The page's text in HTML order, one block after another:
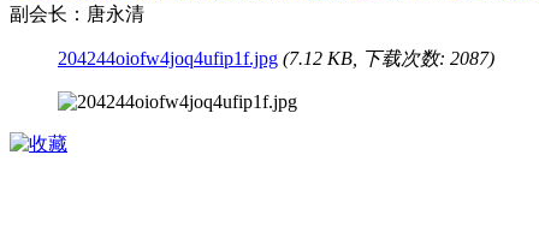
副会长：唐永清
204244oiofw4joq4ufip1f.jpg (7.12 KB, 下载次数: 2087)